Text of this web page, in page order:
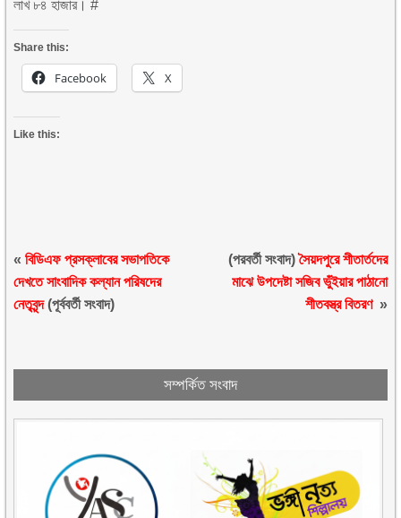
লাখ ৮৪ হাজার। #
Share this:
Facebook X
Like this:
«বিডিএফ প্রসক্লাবের সভাপতিকে
দেখতে সাংবাদিক কল্যান পরিষদের
নেতৃবৃন্দ(পূর্ববর্তী সংবাদ)
(পরবর্তী সংবাদ)সৈয়দপুরে শীতার্তদের
মাঝে উপদেষ্টা সজিব ভুঁইয়ার পাঠানো
শীতবস্ত্র বিতরণ »
সম্পর্কিত সংবাদ